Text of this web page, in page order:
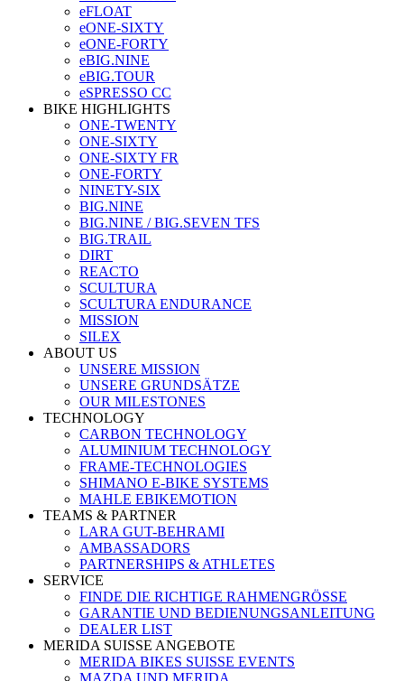
eFLOAT
eONE-SIXTY
eONE-FORTY
eBIG.NINE
eBIG.TOUR
eSPRESSO CC
BIKE HIGHLIGHTS
ONE-TWENTY
ONE-SIXTY
ONE-SIXTY FR
ONE-FORTY
NINETY-SIX
BIG.NINE
BIG.NINE / BIG.SEVEN TFS
BIG.TRAIL
DIRT
REACTO
SCULTURA
SCULTURA ENDURANCE
MISSION
SILEX
ABOUT US
UNSERE MISSION
UNSERE GRUNDSÄTZE
OUR MILESTONES
TECHNOLOGY
CARBON TECHNOLOGY
ALUMINIUM TECHNOLOGY
FRAME-TECHNOLOGIES
SHIMANO E-BIKE SYSTEMS
MAHLE EBIKEMOTION
TEAMS & PARTNER
LARA GUT-BEHRAMI
AMBASSADORS
PARTNERSHIPS & ATHLETES
SERVICE
FINDE DIE RICHTIGE RAHMENGRÖSSE
GARANTIE UND BEDIENUNGSANLEITUNG
DEALER LIST
MERIDA SUISSE ANGEBOTE
MERIDA BIKES SUISSE EVENTS
MAZDA UND MERIDA